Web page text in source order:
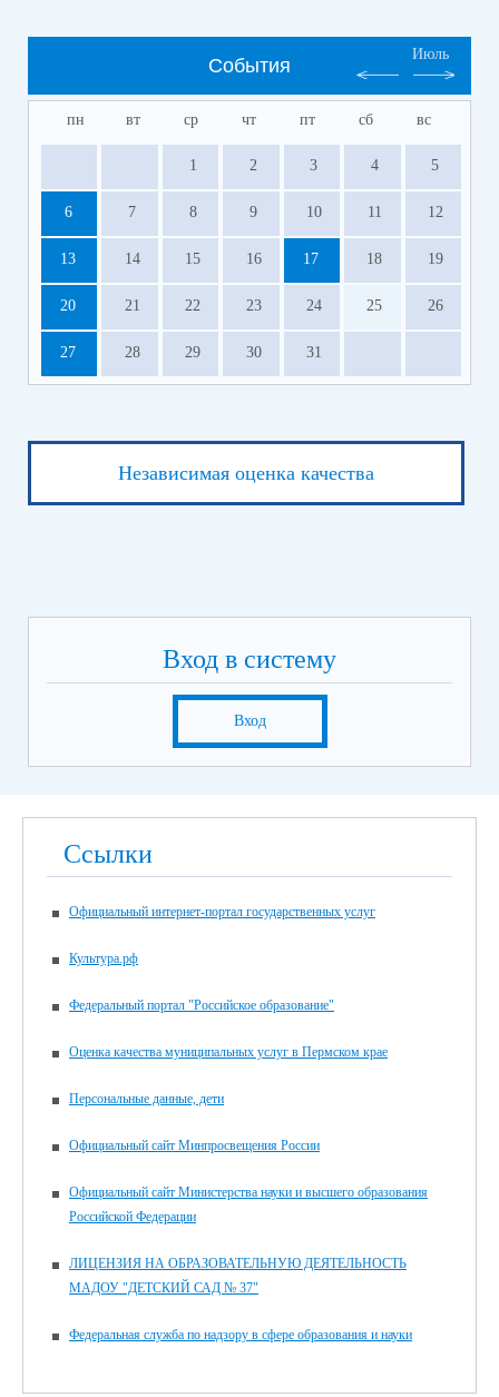
События
Июль
пн вт ср чт пт сб вс
1 2 3 4 5
6 7 8 9 10 11 12
13 14 15 16 17 18 19
20 21 22 23 24 25 26
27 28 29 30 31
Независимая оценка качества
Вход в систему
Вход
Ссылки
Официальный интернет-портал государственных услуг
Культура.рф
Федеральный портал "Российское образование"
Оценка качества муниципальных услуг в Пермском крае
Персональные данные, дети
Официальный сайт Минпросвещения России
Официальный сайт Министерства науки и высшего образования
Российской Федерации
ЛИЦЕНЗИЯ НА ОБРАЗОВАТЕЛЬНУЮ ДЕЯТЕЛЬНОСТЬ
МАДОУ "ДЕТСКИЙ САД № 37"
Федеральная служба по надзору в сфере образования и науки